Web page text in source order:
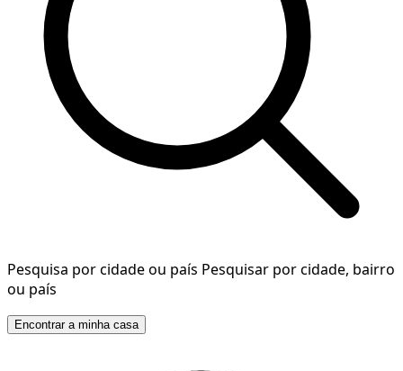
Pesquisa por cidade ou país Pesquisar por cidade, bairro
ou país
Encontrar a minha casa